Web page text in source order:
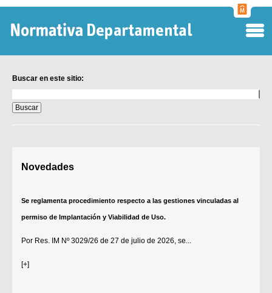
Buscar en este sitio:
en
este
sitio:
Novedades
Se reglamenta procedimiento respecto a las gestiones vinculadas al
permiso de Implantación y Viabilidad de Uso.
Por Res. IM Nº 3029/26 de 27 de julio de 2026, se...
[+]